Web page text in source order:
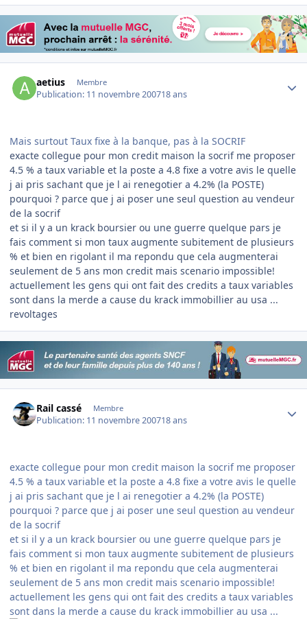
aetius Membre
Publication: 11 novembre 200718 ans
Mais surtout Taux fixe à la banque, pas à la SOCRIF
exacte collegue pour mon credit maison la socrif me proposer
4.5 % a taux variable et la poste a 4.8 fixe a votre avis le quelle
j ai pris sachant que je l ai renegotier a 4.2% (la POSTE)
pourquoi ? parce que j ai poser une seul question au vendeur
de la socrif
et si il y a un krack boursier ou une guerre quelque pars je
fais comment si mon taux augmente subitement de plusieurs
% et bien en rigolant il ma repondu que cela augmenterai
seulement de 5 ans mon credit mais scenario impossible!
actuellement les gens qui ont fait des credits a taux variables
sont dans la merde a cause du krack immobillier au usa ...
revoltages
Rail cassé Membre
Publication: 11 novembre 200718 ans
exacte collegue pour mon credit maison la socrif me proposer
4.5 % a taux variable et la poste a 4.8 fixe a votre avis le quelle
j ai pris sachant que je l ai renegotier a 4.2% (la POSTE)
pourquoi ? parce que j ai poser une seul question au vendeur
de la socrif
et si il y a un krack boursier ou une guerre quelque pars je
fais comment si mon taux augmente subitement de plusieurs
% et bien en rigolant il ma repondu que cela augmenterai
seulement de 5 ans mon credit mais scenario impossible!
actuellement les gens qui ont fait des credits a taux variables
sont dans la merde a cause du krack immobillier au usa ...